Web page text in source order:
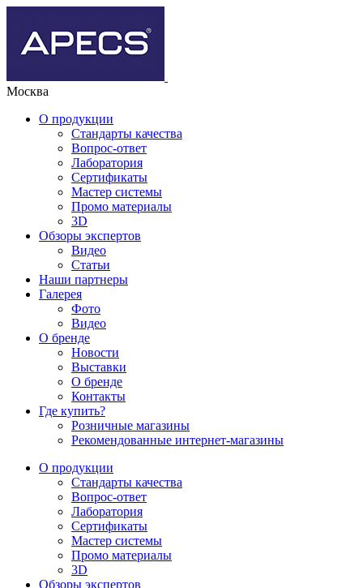
Москва
О продукции
Стандарты качества
Вопрос-ответ
Лаборатория
Сертификаты
Мастер системы
Промо материалы
3D
Обзоры экспертов
Видео
Статьи
Наши партнеры
Галерея
Фото
Видео
О бренде
Новости
Выставки
О бренде
Контакты
Где купить?
Розничные магазины
Рекомендованные интернет-магазины
О продукции
Стандарты качества
Вопрос-ответ
Лаборатория
Сертификаты
Мастер системы
Промо материалы
3D
Обзоры экспертов